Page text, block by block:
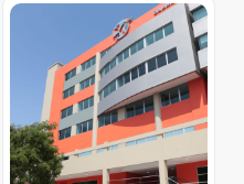
descuento en lentes de
contacto. 25% de descuento en
exámenes complementarios.
15% de descuento en cirugías
refractivas para pacientes
candidatos.